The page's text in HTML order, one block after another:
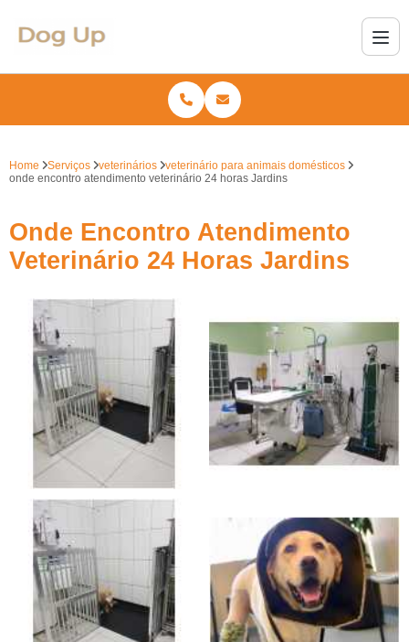
Home Serviços veterinários
veterinário para animais domésticos
onde encontro atendimento veterinário 24 horas Jardins
Onde Encontro Atendimento
Veterinário 24 Horas Jardins